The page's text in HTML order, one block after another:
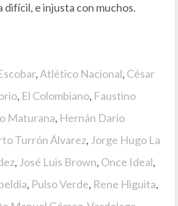
difícil, e injusta con muchos.
,Atlético Nacional, César
, El Colombiano, Faustino
Maturana, Hernán Darío
Turrón Álvarez, Jorge Hugo La
, José Luis Brown, Once Ideal,
, Pulso Verde, Rene Higuita,